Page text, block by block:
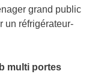
grand public
un réfrigérateur-
multi portes